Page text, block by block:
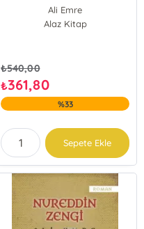
Ali Emre
Alaz Kitap
₺540,00
₺361,80
%33
Sepete Ekle